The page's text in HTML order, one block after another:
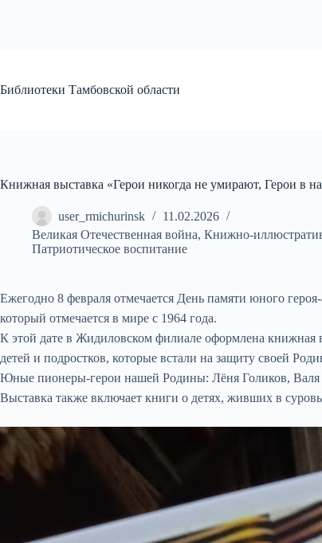
сути
Библиотеки Тамбовской области
Книжная выставка «Герои никогда не умирают, Герои в
user_rmichurinsk
11.02.2026
Великая Отечественная война, Книжно-
Патриотическое воспитание
Ежегодно 8 февраля отмечается День памяти юного
который отмечается в мире с 1964 года.
К этой дате в Жидиловском филиале оформлена книжная
детей и подростков, которые встали на защиту своей
Юные пионеры-герои нашей Родины: Лёня Голиков, Валя
Выставка также включает книги о детях, живших в